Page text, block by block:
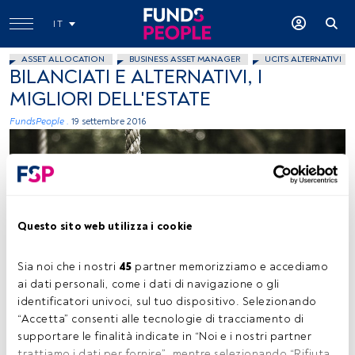
Questo sito web utilizza i cookie
Sia noi che i nostri 45 partner memorizziamo e accediamo
ai dati personali, come i dati di navigazione o gli
identificatori univoci, sul tuo dispositivo. Selezionando
“Accetta” consenti alle tecnologie di tracciamento di
supportare le finalità indicate in “Noi e i nostri partner
IT
ASSET ALLOCATION BUSINESS ASSET MANAGER UCITS ALTERNATIVI
BILANCIATI E ALTERNATIVI, I
MIGLIORI DELL'ESTATE
FundsPeople . 19 settembre 2016
foto flickr: luisa veronese, creative commons